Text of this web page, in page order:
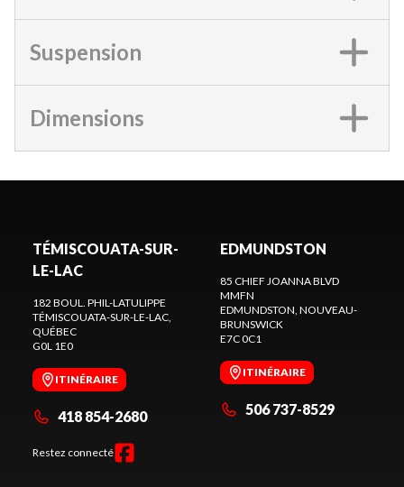
Suspension
Dimensions
TÉMISCOUATA-SUR-
LE-LAC
182 BOUL. PHIL-LATULIPPE
TÉMISCOUATA-SUR-LE-LAC
QUÉBEC
G0L 1E0
ITINÉRAIRE
418 854-2680
Restez connecté
EDMUNDSTON
85 CHIEF JOANNA BLVD
MMFN
EDMUNDSTON , NOUVEAU-
BRUNSWICK
E7C 0C1
ITINÉRAIRE
506 737-8529